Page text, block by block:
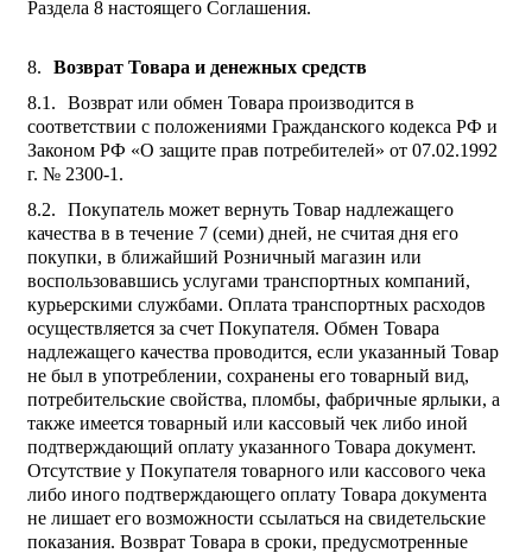
Раздела 8 настоящего Соглашения.
Возврат Товара и денежных средств
Возврат или обмен Товара производится в
соответствии с положениями Гражданского кодекса РФ и
Законом РФ «О защите прав потребителей» от 07.02.1992
г. № 2300-1.
Покупатель может вернуть Товар надлежащего
качества в в течение 7 (семи) дней, не считая дня его
покупки, в ближайший Розничный магазин или
воспользовавшись услугами транспортных компаний,
курьерскими службами. Оплата транспортных расходов
осуществляется за счет Покупателя. Обмен Товара
надлежащего качества проводится, если указанный Товар
не был в употреблении, сохранены его товарный вид,
потребительские свойства, пломбы, фабричные ярлыки, а
также имеется товарный или кассовый чек либо иной
подтверждающий оплату указанного Товара документ.
Отсутствие у Покупателя товарного или кассового чека
либо иного подтверждающего оплату Товара документа
не лишает его возможности ссылаться на свидетельские
показания. Возврат Товара в сроки, предусмотренные